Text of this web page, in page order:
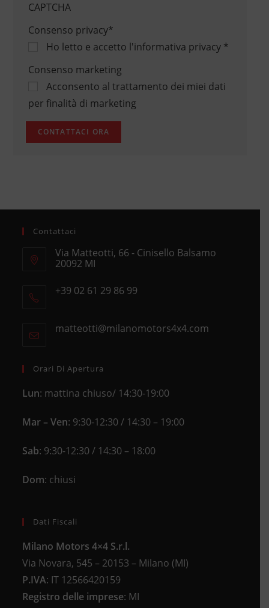
CAPTCHA
Consenso privacy*
Ho letto e accetto l'informativa privacy*
Consenso marketing
Acconsento al trattamento dei miei dati
per finalità di marketing
Contattaci
Via Matteotti, 66 - Cinisello Balsamo
20092 MI
in
+39 02 61 29 86 99
your
matteotti@milanomotors4x4.comOpens
Orari Di Apertura
Lun: mattina chiuso/ 14:30-19:00
Mar – Ven: 9:30-12:30 / 14:30 – 19:00
Sab: 9:30-12:30 / 14:30 – 18:00
Dom: chiusi
Dati Fiscali
Milano Motors 4×4 S.r.l.
Via Novara, 545 – 20153 – Milano (MI)
P.IVA: IT 12566420159
Registro delle imprese: MI